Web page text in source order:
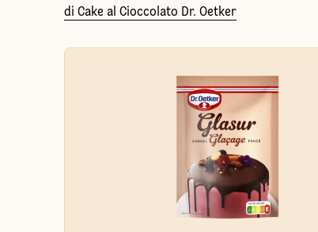
di Cake al Cioccolato Dr. Oetker